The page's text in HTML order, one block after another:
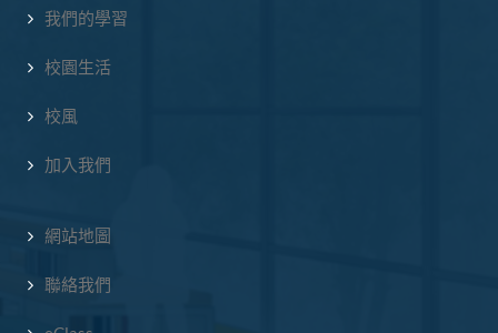
我們的學習
校園生活
校風
加入我們
網站地圖
聯絡我們